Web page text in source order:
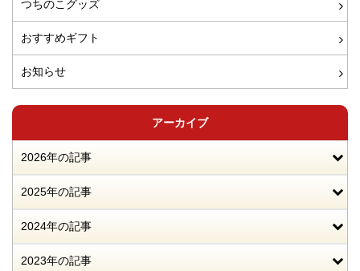
つちのこグッズ
おすすめギフト
お知らせ
アーカイブ
2026年の記事
2025年の記事
2024年の記事
2023年の記事